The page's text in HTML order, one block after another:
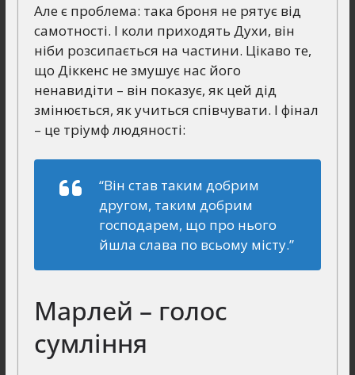
Але є проблема: така броня не рятує від
самотності. І коли приходять Духи, він
ніби розсипається на частини. Цікаво те,
що Діккенс не змушує нас його
ненавидіти – він показує, як цей дід
змінюється, як учиться співчувати. І фінал
– це тріумф людяності:
“Він став таким добрим
другом, таким добрим
господарем, що про нього
йшла слава по всьому місту.”
Марлей – голос
сумління